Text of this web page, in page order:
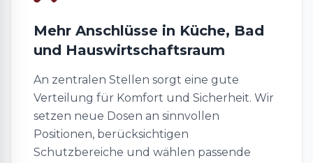
Mehr Anschlüsse in Küche, Bad
und Hauswirtschaftsraum
An zentralen Stellen sorgt eine gute
Verteilung für Komfort und Sicherheit. Wir
setzen neue Dosen an sinnvollen
Positionen, berücksichtigen
Schutzbereiche und wählen passende